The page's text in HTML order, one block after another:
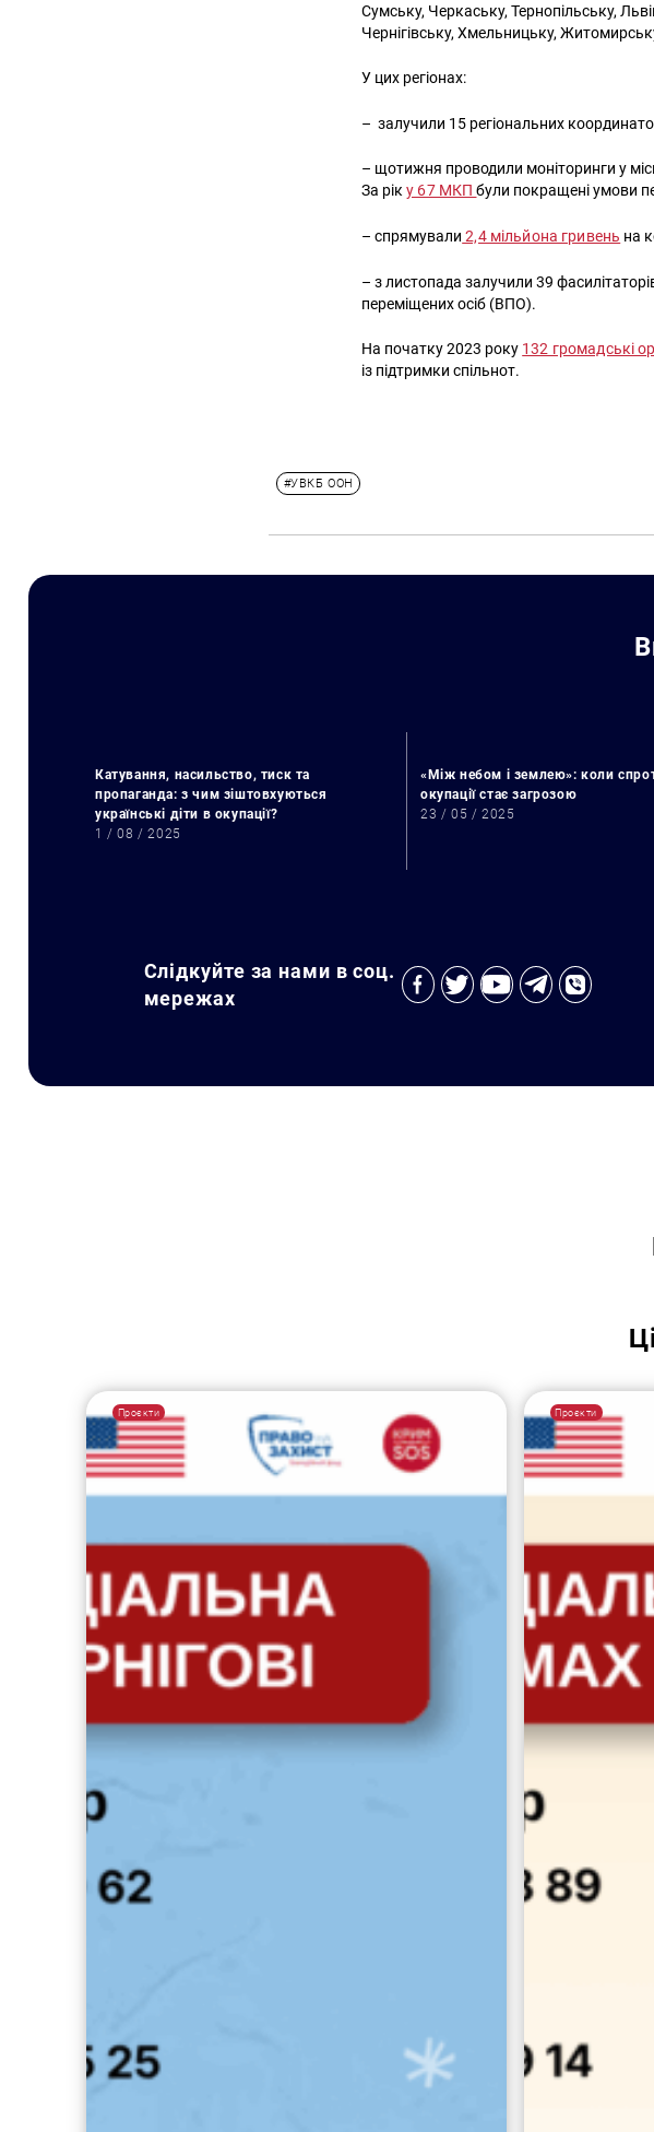
Сумську, Черкаську, Тернопільську,
Чернігівську, Хмельницьку,
У цих регіонах:
– залучили 15 регіональних
– щотижня проводили моніторинги у
За ріку 67 МКПбули покращені умови
– спрямували 2,4 мільйона гривень на
– з листопада залучили 39
переміщених осіб (ВПО).
На початку 2023 року 132 громадські
із підтримки спільнот.
#УВКБ ООН
Катування, насильство, тиск та
пропаганда: з чим зіштовхуються
українські діти в окупації?
1 / 08 / 2025
«Між небом і землею»: коли
окупації стає загрозою
23 / 05 / 2025
Слідкуйте за нами в соц.
мережах
Проєкти Проєкти